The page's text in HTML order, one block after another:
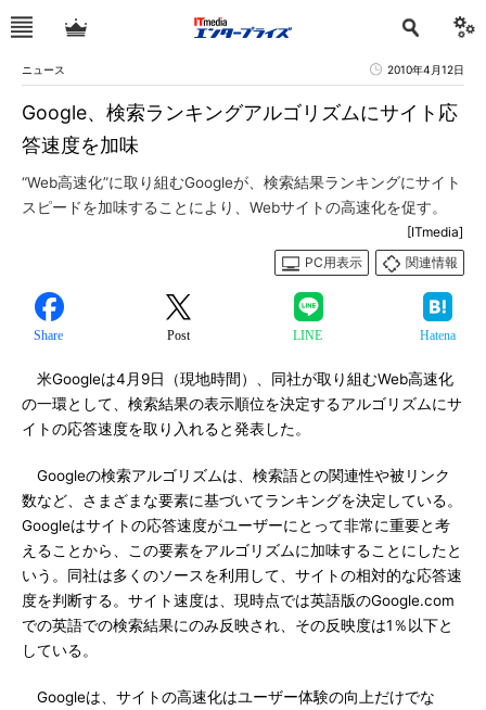
ニュース 2010年4月12日
Google、検索ランキングアルゴリズムにサイト応
答速度を加味
“Web高速化”に取り組むGoogleが、検索結果ランキングにサイト
スピードを加味することにより、Webサイトの高速化を促す。
[ITmedia]
PC用表示
関連情報
Share Post LINE Hatena
米Googleは4月9日（現地時間）、同社が取り組むWeb高速化
の一環として、検索結果の表示順位を決定するアルゴリズムにサ
イトの応答速度を取り入れると発表した。
Googleの検索アルゴリズムは、検索語との関連性や被リンク
数など、さまざまな要素に基づいてランキングを決定している。
Googleはサイトの応答速度がユーザーにとって非常に重要と考
えることから、この要素をアルゴリズムに加味することにしたと
いう。同社は多くのソースを利用して、サイトの相対的な応答速
度を判断する。サイト速度は、現時点では英語版のGoogle.com
での英語での検索結果にのみ反映され、その反映度は1％以下と
している。
Googleは、サイトの高速化はユーザー体験の向上だけでな